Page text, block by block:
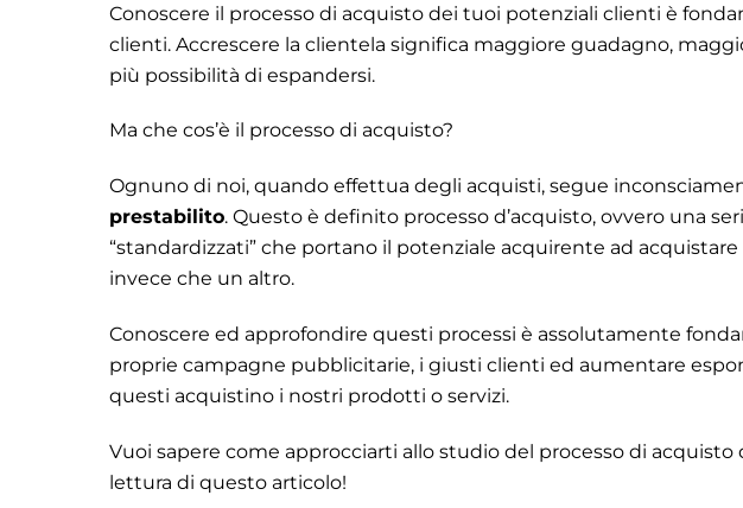
Conoscere il processo di acquisto dei tuoi potenziali clienti è
clienti. Accrescere la clientela significa maggiore guadagno,
più possibilità di espandersi.
Ma che cos’è il processo di acquisto?
Ognuno di noi, quando effettua degli acquisti, segue
prestabilito. Questo è definito processo d’acquisto, ovvero una
“standardizzati” che portano il potenziale acquirente ad
invece che un altro.
Conoscere ed approfondire questi processi è assolutamente
proprie campagne pubblicitarie, i giusti clienti ed aumentare
questi acquistino i nostri prodotti o servizi.
Vuoi sapere come approcciarti allo studio del processo di
lettura di questo articolo!